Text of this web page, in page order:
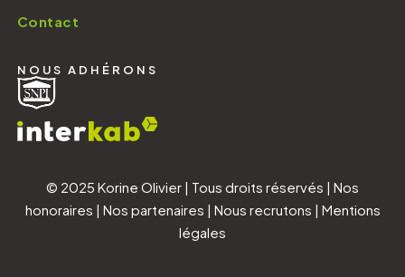
Contact
NOUS ADHÉRONS
© 2025 Korine Olivier | Tous droits réservés | Nos
honoraires | Nos partenaires | Nous recrutons | Mentions
légales